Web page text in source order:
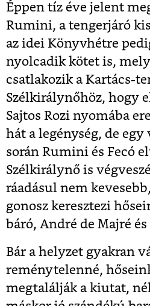
Éppen tíz éve jelent
Rumini, a tengerjáró
az idei Könyvhétre
nyolcadik kötet is,
csatlakozik a Kartács-
Szélkirálynőhöz, hogy
Sajtos Rozi nyomába
hát a legénység, de egy
során Rumini és Fecó
Szélkirálynő is
ráadásul nem
gonosz keresztezi
báró, André de Majré és
Bár a helyzet gyakran
reménytelenné,
megtalálják a kiutat,